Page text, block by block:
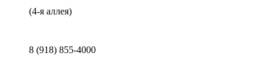
(4-я аллея)
8 (918) 855-4000